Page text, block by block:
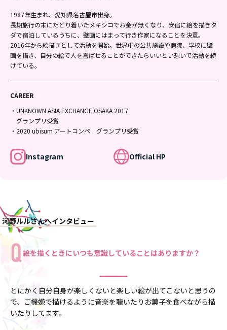
1987年生まれ、愛知県名古屋市出身。
長期旅行の末にたどり着いたメキシコでお金が無くなり、安宿に絵を描きタ
ダで宿泊しているうちに、壁画にはまって行き作家になることを決意。
2016年から絵描きとして活動を開始。世界中の公共施設や病院、学校に壁
画を描き、自分の絵で人を喜ばせることができたらいいとい想いで活動を続
けている。
CAREER
・UNKNOWN ASIA EXCHANGE OSAKA 2017
グランプリ受賞
・2020 ubisum アートコンペ グランプリ受賞
Instagram Official HP
河野ルルさんへインタビュー
絵を描くときにいつも意識していることはありますか？
とにかく自分自身が楽しくないと楽しい絵が出てこないと思うの
で、ご機嫌で描けるように音楽を聴いたりお菓子を食べながら描
いたりしてます。